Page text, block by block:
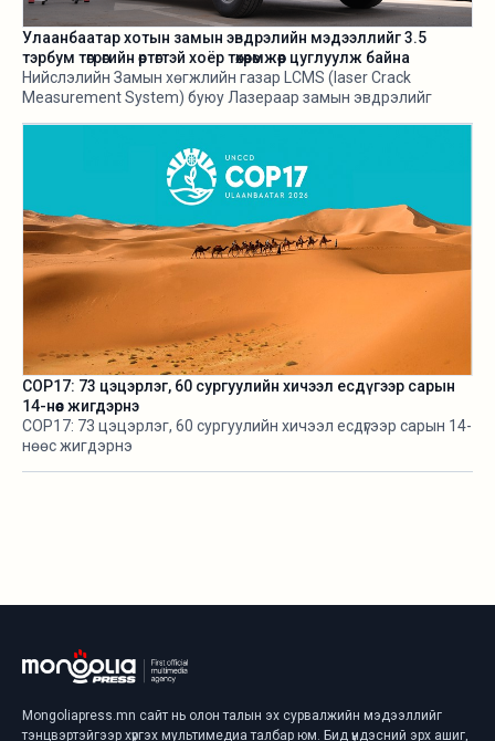
Улаанбаатар хотын замын эвдрэлийн мэдээллийг 3.5
тэрбум төгрөгийн өртөгтэй хоёр төхөөрөмжөөр цуглуулж байна
Нийслэлийн Замын хөгжлийн газар LCMS (laser Crack
Measurement System) буюу Лазераар замын эвдрэлийг
тэрбум орчим төгрөгийн өртөгтэй аж.
COP17: 73 цэцэрлэг, 60 сургуулийн хичээл есдүгээр сарын
14-нөөс жигдэрнэ
COP17: 73 цэцэрлэг, 60 сургуулийн хичээл есдүгээр сарын 14-
нөөс жигдэрнэ
Mongoliapress.mn сайт нь олон талын эх сурвалжийн мэдээллийг
тэнцвэртэйгээр хүргэх мультимедиа талбар юм. Бид үндэсний эрх ашиг,